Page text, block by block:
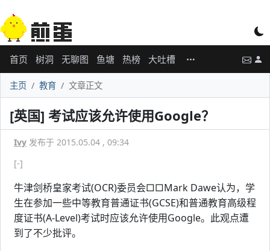
首页 树洞 无聊图 鱼塘 热榜 大吐槽
主页 教育 文章正文
[英国] 考试应该允许使用Google？
Ivy 发布于 2015.05.04 , 09:34
[-]
牛津剑桥皇家考试(OCR)委员会□□Mark Dawe认为，学
生在参加一些中等教育普通证书(GCSE)和普通教育高级程
度证书(A-Level)考试时应该允许使用Google。此观点遭
到了不少批评。